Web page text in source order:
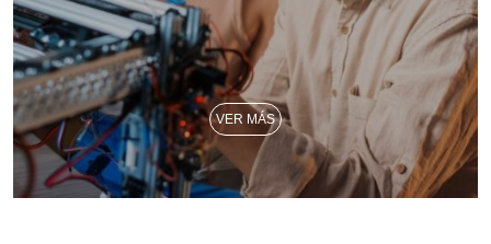
VER MÁS